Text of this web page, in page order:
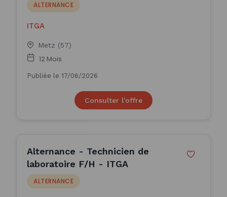
ALTERNANCE
ITGA
Metz (57)
12 Mois
Publiée le 17/06/2026
Consulter l'offre
Alternance - Technicien de
laboratoire F/H - ITGA
ALTERNANCE